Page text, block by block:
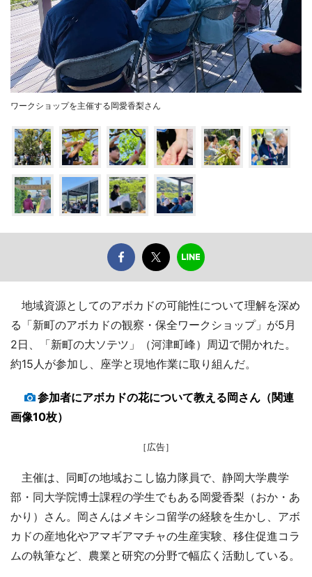
ワークショップを主催する岡愛香梨さん
地域資源としてのアボカドの可能性について理解を深め
る「新町のアボカドの観察・保全ワークショップ」が5月
2日、「新町の大ソテツ」（河津町峰）周辺で開かれた。
約15人が参加し、座学と現地作業に取り組んだ。
参加者にアボカドの花について教える岡さん（関連
画像10枚）
［広告］
主催は、同町の地域おこし協力隊員で、静岡大学農学
部・同大学院博士課程の学生でもある岡愛香梨（おか・あ
かり）さん。岡さんはメキシコ留学の経験を生かし、アボ
カドの産地化やアマギアマチャの生産実験、移住促進コラ
ムの執筆など、農業と研究の分野で幅広く活動している。